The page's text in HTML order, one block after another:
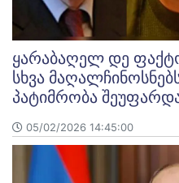
ყარაბაღელ დე
სხვა
პატიმრობა
05/02/2026 14:45:00